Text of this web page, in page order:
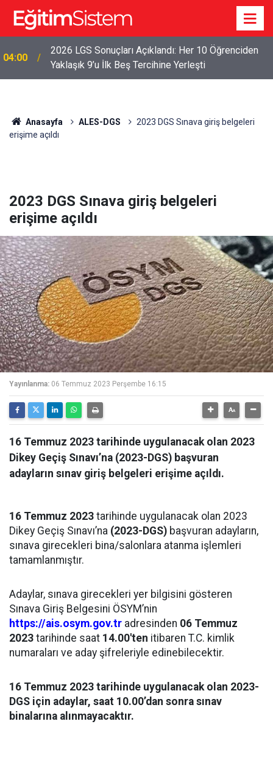
04:00
2026 LGS Sonuçları Açıklandı: Her 10 Öğrenciden
Yaklaşık 9’u İlk Beş Tercihine Yerleşti
Anasayfa ALES-DGS
2023 DGS Sınava giriş belgeleri
erişime açıldı
2023 DGS Sınava giriş belgeleri
erişime açıldı
Yayınlanma: 06 Temmuz 2023 Perşembe 16:15
16 Temmuz 2023 tarihinde uygulanacak olan 2023
Dikey Geçiş Sınavı’na (2023-DGS) başvuran
adayların sınav giriş belgeleri erişime açıldı.
16 Temmuz 2023 tarihinde uygulanacak olan 2023
Dikey Geçiş Sınavı’na (2023-DGS) başvuran adayların,
sınava girecekleri bina/salonlara atanma işlemleri
tamamlanmıştır.
Adaylar, sınava girecekleri yer bilgisini gösteren
Sınava Giriş Belgesini ÖSYM’nin
https://ais.osym.gov.tr adresinden 06 Temmuz
2023 tarihinde saat 14.00'ten itibaren T.C. kimlik
numaraları ve aday şifreleriyle edinebilecektir.
16 Temmuz 2023 tarihinde uygulanacak olan 2023-
DGS için adaylar, saat 10.00’dan sonra sınav
binalarına alınmayacaktır.